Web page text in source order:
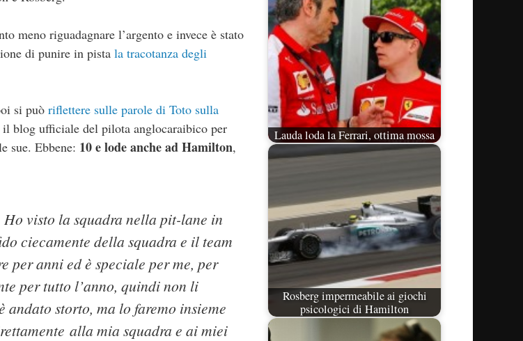
meno riguadagnare l’argento e invece è stato
di punire in pista la tracotanza degli
si può riflettere sulle parole di Toto sulla
il blog ufficiale del pilota anglocaraibico per
sue. Ebbene: 10 e lode anche ad Hamilton,
Ho visto la squadra nella pit-lane in
ciecamente della squadra e il team
per anni ed è speciale per me, per
per tutto l’anno, quindi non li
andato storto, ma lo faremo insieme
alla mia squadra e ai miei
Lauda loda la Ferrari, ottima mossa
Rosberg impermeabile ai giochi
psicologici di Hamilton